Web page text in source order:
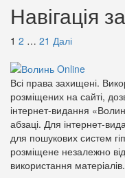
Навігація
1 2 … 21 Далі
Всі права захищені.
розміщених на сайті,
інтернет-видання
абзаці. Для інтернет-
для пошукових систем
розміщене незалежно
використання матеріалів.